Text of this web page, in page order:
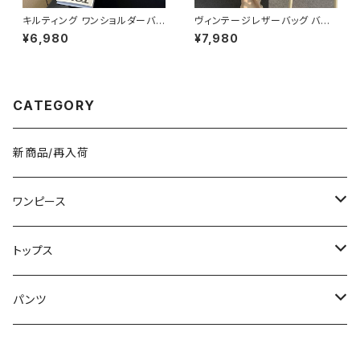
キルティング ワンショルダーバッ
グ トライアングルバッグ アシン
メトリーバッグ レディース 大容
¥6,980
ヴィンテージレザーバッグ バケ
ツ型ショルダーバッグ レディース
ショルダー バッグ ショルダーバ
¥7,980
CATEGORY
新商品/再入荷
ワンピース
ミニ/ショート
ミディアム/ミモレ
トップス
Tシャツ/カットソー
パンツ